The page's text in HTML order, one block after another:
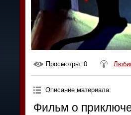
Просмотры: 0
Описание материала:
Фильм о